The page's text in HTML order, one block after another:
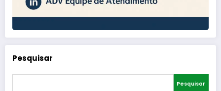
Pesquisar
Pesquisar